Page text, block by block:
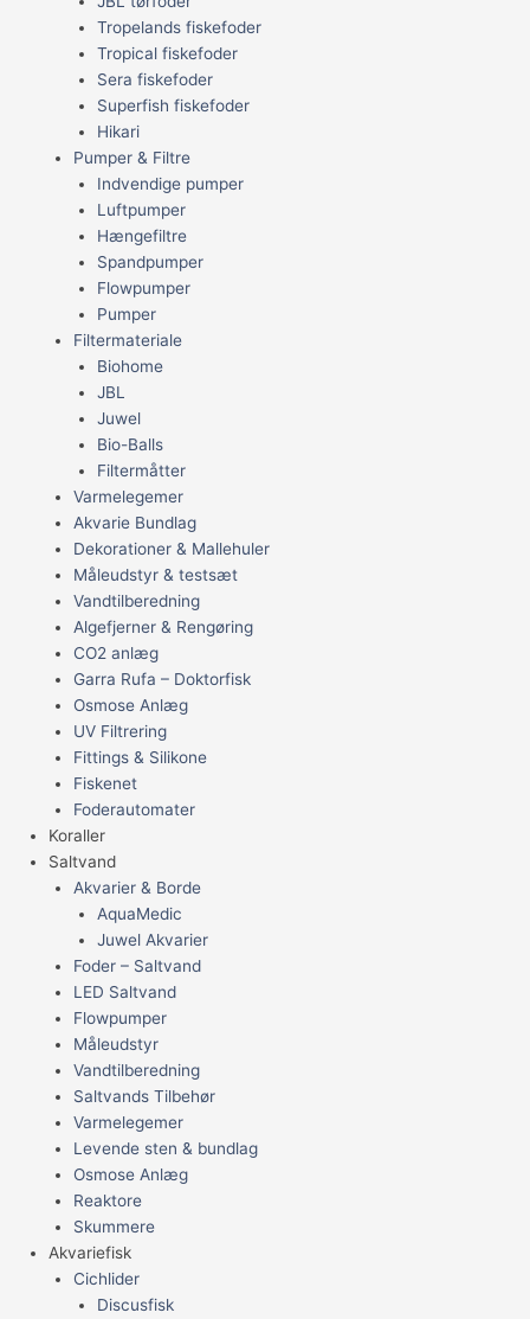
Tropelands fiskefoder
Tropical fiskefoder
Sera fiskefoder
Superfish fiskefoder
Hikari
Pumper & Filtre
Indvendige pumper
Luftpumper
Hængefiltre
Spandpumper
Flowpumper
Pumper
Filtermateriale
Biohome
JBL
Juwel
Bio-Balls
Filtermåtter
Varmelegemer
Akvarie Bundlag
Dekorationer & Mallehuler
Måleudstyr & testsæt
Vandtilberedning
Algefjerner & Rengøring
CO2 anlæg
Garra Rufa – Doktorfisk
Osmose Anlæg
UV Filtrering
Fittings & Silikone
Fiskenet
Foderautomater
Koraller
Saltvand
Akvarier & Borde
AquaMedic
Juwel Akvarier
Foder – Saltvand
LED Saltvand
Flowpumper
Måleudstyr
Vandtilberedning
Saltvands Tilbehør
Varmelegemer
Levende sten & bundlag
Osmose Anlæg
Reaktore
Skummere
Akvariefisk
Cichlider
Discusfisk